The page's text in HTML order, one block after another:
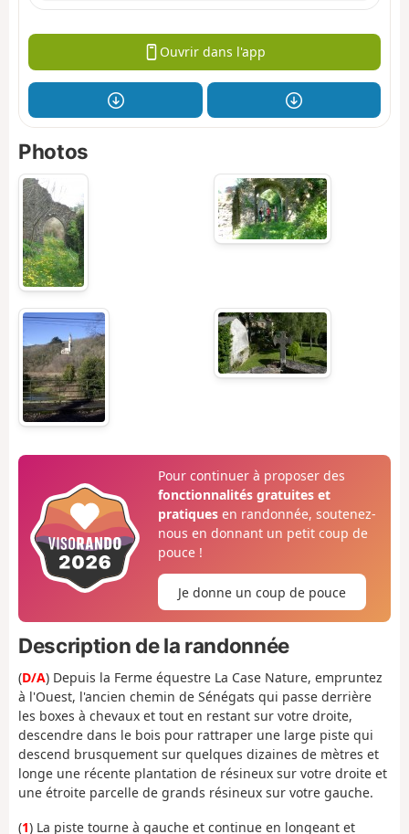
Ouvrir dans l'app
Photos
Pour continuer à proposer des
fonctionnalités gratuites et
pratiquesen randonnée, soutenez-
nous en donnant un petit coup de
pouce !
Je donne un coup de pouce
Description de la randonnée
(D/A) Depuis la Ferme équestre La Case Nature, empruntez
à l'Ouest, l'ancien chemin de Sénégats qui passe derrière
les boxes à chevaux et tout en restant sur votre droite,
descendre dans le bois pour rattraper une large piste qui
descend brusquement sur quelques dizaines de mètres et
longe une récente plantation de résineux sur votre droite et
une étroite parcelle de grands résineux sur votre gauche.
(1) La piste tourne à gauche et continue en longeant et